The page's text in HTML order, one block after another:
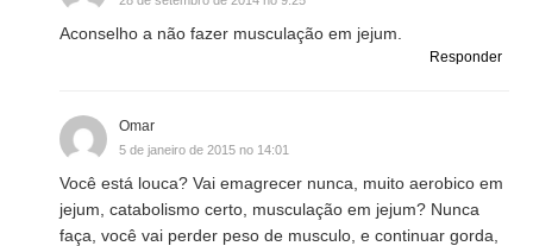
Aconselho a não fazer musculação em jejum.
Responder
Omar
5 de janeiro de 2015 no 14:01
Você está louca? Vai emagrecer nunca, muito aerobico em
jejum, catabolismo certo, musculação em jejum? Nunca
faça, você vai perder peso de musculo, e continuar gorda,